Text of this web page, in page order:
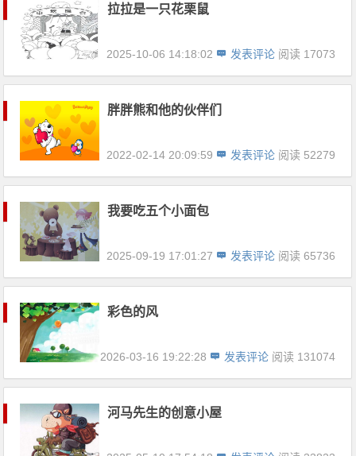
拉拉是一只花栗鼠
2025-10-06 14:18:02 发表评论 阅读 17073
胖胖熊和他的伙伴们
2022-02-14 20:09:59 发表评论 阅读 52279
我要吃五个小面包
2025-09-19 17:01:27 发表评论 阅读 65736
彩色的风
2026-03-16 19:22:28 发表评论 阅读 131074
河马先生的创意小屋